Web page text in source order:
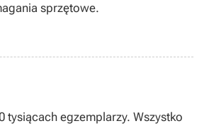
sprzętowe.
tysiącach egzemplarzy. Wszystko